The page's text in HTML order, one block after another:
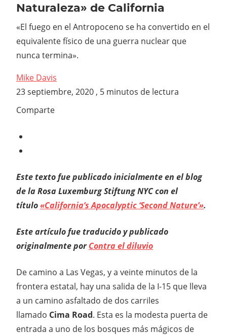
Naturaleza» de California
«El fuego en el Antropoceno se ha convertido en el
equivalente físico de una guerra nuclear que
nunca termina».
Mike Davis
23 septiembre, 2020 , 5 minutos de lectura
Comparte
Este texto fue publicado inicialmente en el blog
de la Rosa Luxemburg Stiftung NYC con el
título«California’s Apocalyptic ‘Second Nature’».
Este artículo fue traducido y publicado
originalmente porContra el diluvio
De camino a Las Vegas, y a veinte minutos de la
frontera estatal, hay una salida de la I-15 que lleva
a un camino asfaltado de dos carriles
llamado Cima Road. Esta es la modesta puerta de
entrada a uno de los bosques más mágicos de